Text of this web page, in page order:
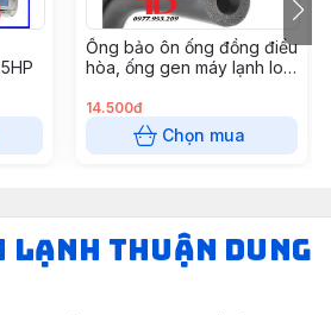
Ống bảo ôn ống đồng điều
hòa, ống gen máy lạnh loại
2 mét
14.500đ
Chọn mua
THUẬN DUNG